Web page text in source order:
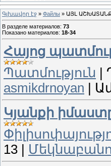
Գլխավոր էջ » Файлы » ԱՅԼ
В разделе материалов: 73
Показано материалов: 18-34
Հայոց
Պատմություն
asmikdrnoyan
Կյանքի
13 |